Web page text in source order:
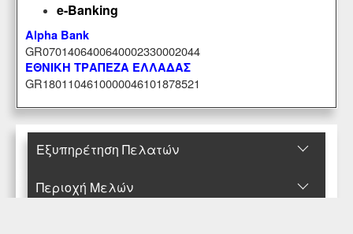
e-Banking
Alpha Bank
GR0701406400640002330002044
ΕΘΝΙΚΗ ΤΡΑΠΕΖΑ ΕΛΛΑΔΑΣ
GR1801104610000046101878521
Εξυπηρέτηση Πελατών
Περιοχή Mελών